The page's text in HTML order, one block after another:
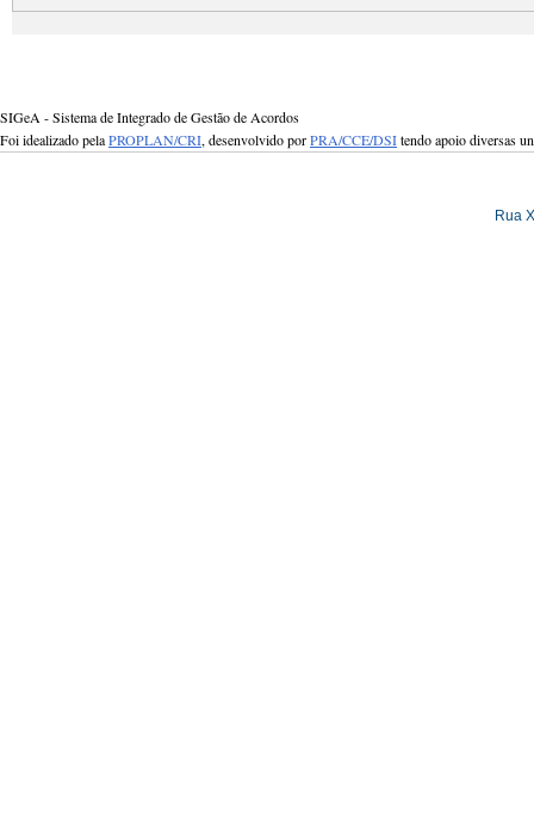
SIGeA - Sistema de Integrado de Gestão de Acordos
Foi idealizado pelaPROPLAN/CRI, desenvolvido porPRA/CCE/DSItendo apoio diversas
Rua